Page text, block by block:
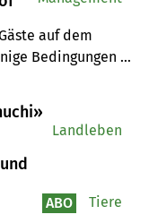
auf dem
Bedingungen
Landleben
ABO Tiere